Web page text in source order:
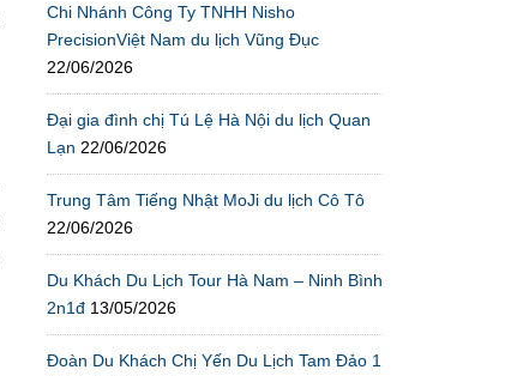
Chi Nhánh Công Ty TNHH Nisho
PrecisionViệt Nam du lịch Vũng Đục
22/06/2026
Đại gia đình chị Tú Lệ Hà Nội du lịch Quan
Lạn 22/06/2026
Trung Tâm Tiếng Nhật MoJi du lịch Cô Tô
22/06/2026
Du Khách Du Lịch Tour Hà Nam – Ninh Bình
2n1đ 13/05/2026
Đoàn Du Khách Chị Yến Du Lịch Tam Đảo 1